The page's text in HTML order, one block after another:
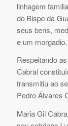
linhagem
do Bispo da
seus bens,
e um morgadio.
Respeitando
Cabral
transmitiu ao
Pedro Álvares
Maria Gil